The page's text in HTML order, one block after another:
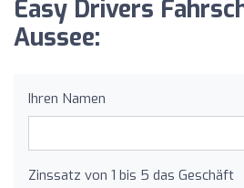
Easy Drivers
Aussee:
Ihren Namen
Zinssatz von 1 bis 5 das Geschäft